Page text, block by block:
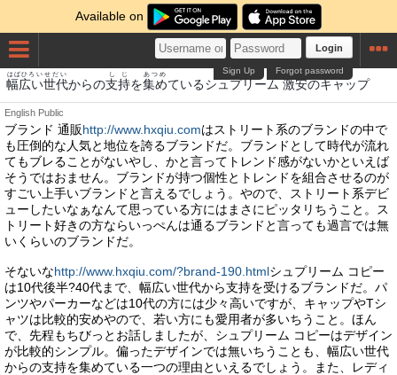
Available on
Login
Forgot password
Sign Up
幅広い
はばひろい
世代
せだい
からの支持
しじ
を集め
あつめ
ているシュプリーム激安
げきやす
のキャップ
English Public
ブランド 通販http://www.hxqiu.comはストリート系のブランドの中で
も圧倒的な人気と地位を誇るブランドだ。ブランドとして時代が流れ
てもブレることがないやし、かと言ってトレンド感がないかといえば
そうではおません。ブランドが持つ個性とトレンドを組合させるのが
すごい上手いブランドと言えるでしょう。やので、ストリート系デビ
ューしたいなぁなんて思っている方にはまさにピッタリちうこと。ス
トリート好きの方ならいっぺんは通るブランドと言っても過言では無
いくらいのブランドだ。
そないなhttp://www.hxqiu.com/?brand-190.htmlシュプリーム コピー
は10代後半?40代まで、幅広い世代から支持を受けるブランドだ。パ
ンツやパーカーなどは10代の方には少々高いですが、キャップやTシ
ャツは比較的安めやので、若い方にも愛用者が多いちうこと。ほん
で、先程もちびっとお話しましたが、シュプリーム コピーはデザイン
が比較的シンプル。偏ったデザインでは無いちうことも、幅広い世代
からの支持を集めている一つの理由といえるでしょう。また、レディ